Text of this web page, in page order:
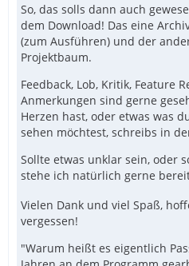
So, das solls dann auch
dem Download! Das eine
(zum Ausführen) und der
Projektbaum.
Feedback, Lob, Kritik, Feature
Anmerkungen sind gerne
Herzen hast, oder etwas was
sehen möchtest, schreibs in
Sollte etwas unklar sein, oder
stehe ich natürlich gerne
Vielen Dank und viel Spaß,
vergessen!
"Warum heißt es eigentlich